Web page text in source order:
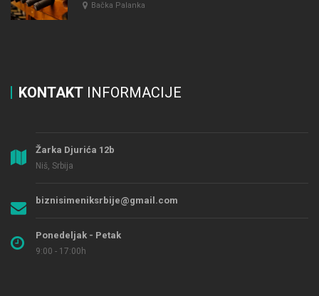
Bačka Palanka
KONTAKT INFORMACIJE
Žarka Djurića 12b
Niš, Srbija
biznisimeniksrbije@gmail.com
Ponedeljak - Petak
9:00 - 17:00h